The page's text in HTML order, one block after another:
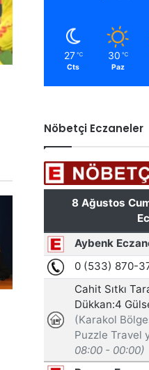
27 ℃
Cts
30 ℃
Paz
Nöbetçi Eczaneler